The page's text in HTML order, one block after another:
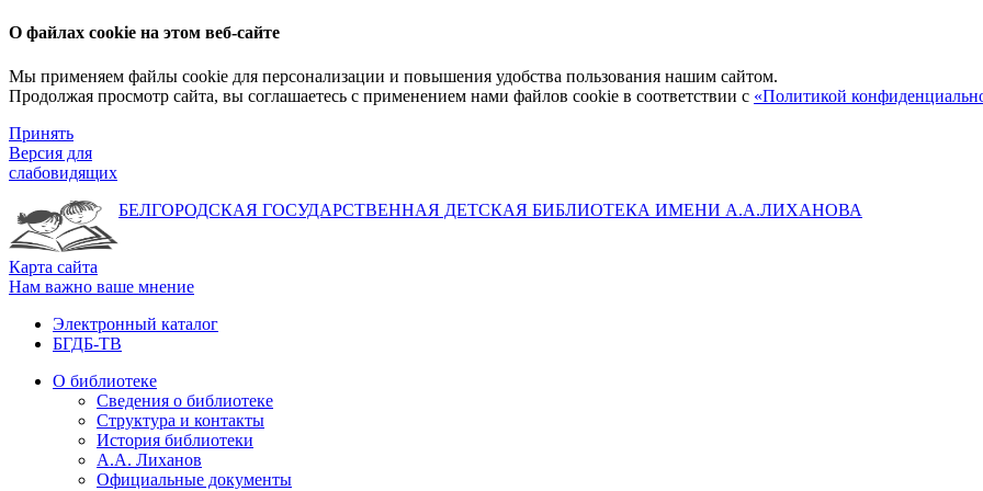
О файлах cookie на этом веб-сайте
Мы применяем файлы cookie для персонализации и повышения удобства пользования нашим сайтом.
Продолжая просмотр сайта, вы соглашаетесь с применением нами файлов cookie в соответствии с «Политикой
Принять
Версия для
слабовидящих
БЕЛГОРОДСКАЯ ГОСУДАРСТВЕННАЯ ДЕТСКАЯ БИБЛИОТЕКА ИМЕНИ А.А.ЛИХАНОВА
Карта сайта
Нам важно ваше мнение
Электронный каталог
БГДБ-ТВ
О библиотеке
Сведения о библиотеке
Структура и контакты
История библиотеки
А.А. Лиханов
Официальные документы